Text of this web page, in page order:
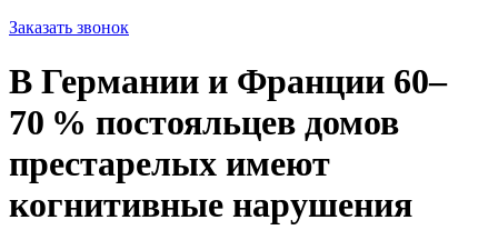
Заказать звонок
В Германии и Франции 60–
70 % постояльцев домов
престарелых имеют
когнитивные нарушения